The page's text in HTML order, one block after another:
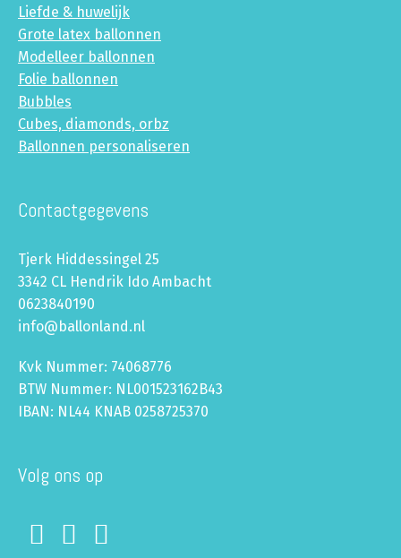
Liefde & huwelijk
Grote latex ballonnen
Modelleer ballonnen
Folie ballonnen
Bubbles
Cubes, diamonds, orbz
Ballonnen personaliseren
Contactgegevens
Tjerk Hiddessingel 25
3342 CL Hendrik Ido Ambacht
0623840190
info@ballonland.nl
Kvk Nummer: 74068776
BTW Nummer: NL001523162B43
IBAN: NL44 KNAB 0258725370
Volg ons op